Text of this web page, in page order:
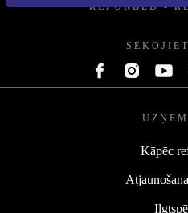
REFURBED -
Kāpēc